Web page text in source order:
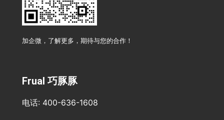
加企微，了解更多，期待与您的合作！
Frual 巧豚豚
电话: 400-636-1608